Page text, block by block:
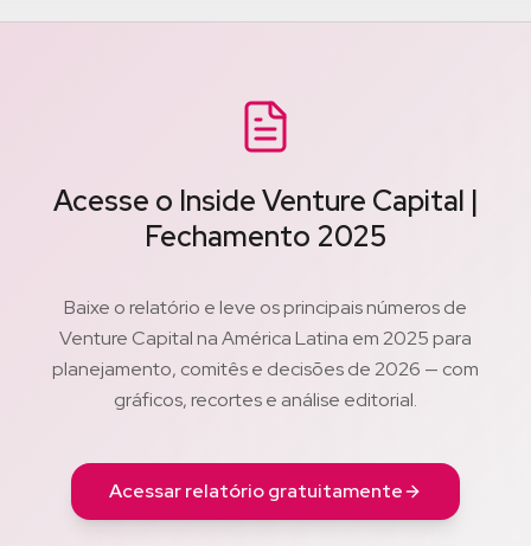
Acesse o Inside Venture Capital |
Fechamento 2025
Baixe o relatório e leve os principais números de
Venture Capital na América Latina em 2025 para
planejamento, comitês e decisões de 2026 — com
gráficos, recortes e análise editorial.
Acessar relatório gratuitamente